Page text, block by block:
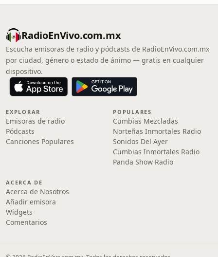
RadioEnVivo.com.mx
Escucha emisoras de radio y pódcasts de RadioEnVivo.com.mx
por ciudad, género o estado de ánimo — gratis en cualquier
dispositivo.
EXPLORAR
Emisoras de radio
Pódcasts
Canciones Populares
POPULARES
Cumbias Mezcladas
Norteñas Inmortales Radio
Sonidos Del Ayer
Cumbias Inmortales Radio
Panda Show Radio
ACERCA DE
Acerca de Nosotros
Añadir emisora
Widgets
Comentarios